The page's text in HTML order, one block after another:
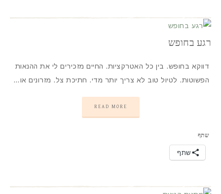
רגע בחופש
דווקא בחופש. בין כל האטרקציות. החיים מזכירים לי את ההנאות
הפשוטות. לטיול טוב לא צריך יותר מדי. חתיכת צל. מזרונים או…
READ MORE
שתף
שתף